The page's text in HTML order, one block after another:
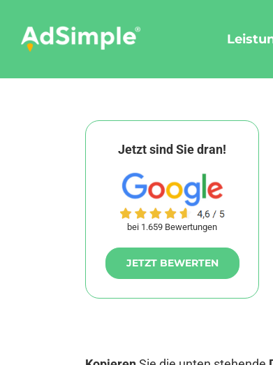
content
Jetzt sind Sie dran!
bei 1.659 Bewertungen
JETZT BEWERTEN